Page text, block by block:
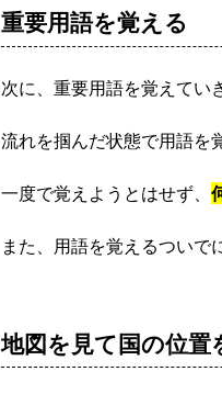
重要用語を覚える
次に、重要用語を覚えてい
流れを掴んだ状態で用語を
一度で覚えようとはせず、
また、用語を覚えるついで
地図を見て国の位置